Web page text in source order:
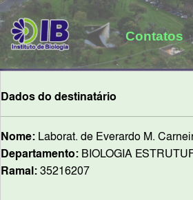
Contatos
Dados do destinatário
Nome: Laborat. de Everardo M.
Departamento: BIOLOGIA
Ramal:35216207